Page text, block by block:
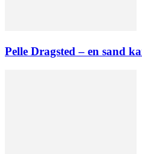
Pelle Dragsted – en sand